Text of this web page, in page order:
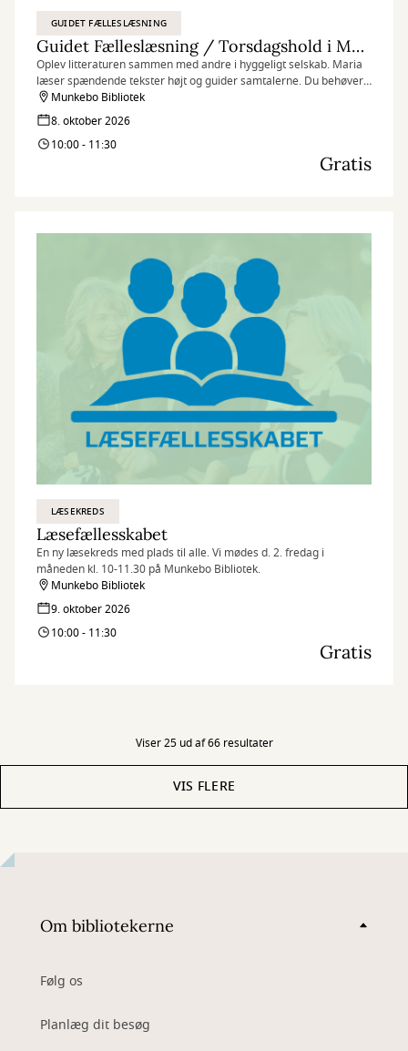
GUIDET FÆLLESLÆSNING
Guidet Fælleslæsning / Torsdagshold i Munkebo
Oplev litteraturen sammen med andre i hyggeligt selskab. Maria
læser spændende tekster højt og guider samtalerne. Du behøver
ikke have læst noget på forhånd, bare mød op og nyd det bedste
fra en læsekreds uden at skulle læse bogen selv. ⁠
Munkebo Bibliotek
8. oktober 2026
10:00 - 11:30
Gratis
LÆSEKREDS
Læsefællesskabet
En ny læsekreds med plads til alle. Vi mødes d. 2. fredag i
måneden kl. 10-11.30 på Munkebo Bibliotek.
Munkebo Bibliotek
9. oktober 2026
10:00 - 11:30
Gratis
Viser 25 ud af 66 resultater
VIS FLERE
Om bibliotekerne
Følg os
Planlæg dit besøg